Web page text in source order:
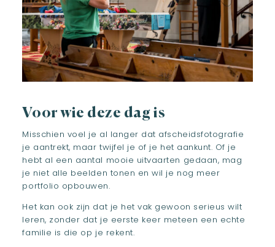
Voor wie deze dag is
Misschien voel je al langer dat afscheidsfotografie
je aantrekt, maar twijfel je of je het aankunt. Of je
hebt al een aantal mooie uitvaarten gedaan, mag
je niet alle beelden tonen en wil je nog meer
portfolio opbouwen.
Het kan ook zijn dat je het vak gewoon serieus wilt
leren, zonder dat je eerste keer meteen een echte
familie is die op je rekent.